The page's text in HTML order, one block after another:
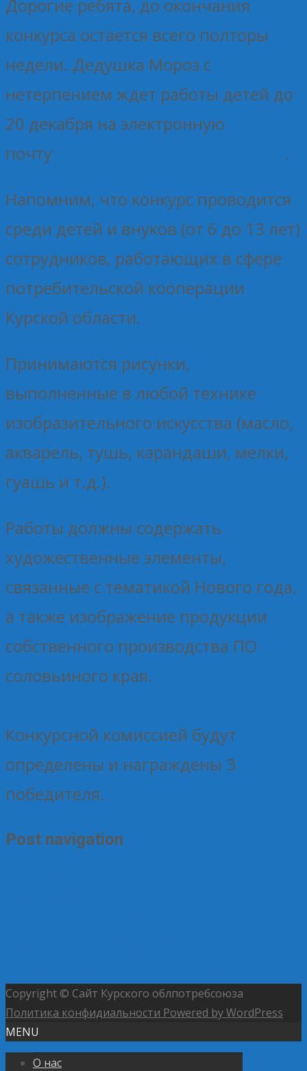
Дорогие ребята, до окончания
конкурса остается всего полторы
недели. Дедушка Мороз с
нетерпением ждет работы детей до
20 декабря на электронную
почту
.
Напомним, что конкурс проводится
среди детей и внуков (от 6 до 13 лет)
сотрудников, работающих в сфере
потребительской кооперации
Курской области.
Принимаются рисунки,
выполненные в любой технике
изобразительного искусства (масло,
акварель, тушь, карандаши, мелки,
гуашь и т.д.).
Работы должны содержать
художественные элементы,
связанные с тематикой Нового года,
а также изображение продукции
собственного производства ПО
соловьиного края.
Конкурсной комиссией будут
определены и награждены 3
победителя.
Post navigation
Copyright © Сайт Курского облпотребсоюза
Политика конфидиальности Powered by WordPress
MENU
О нас